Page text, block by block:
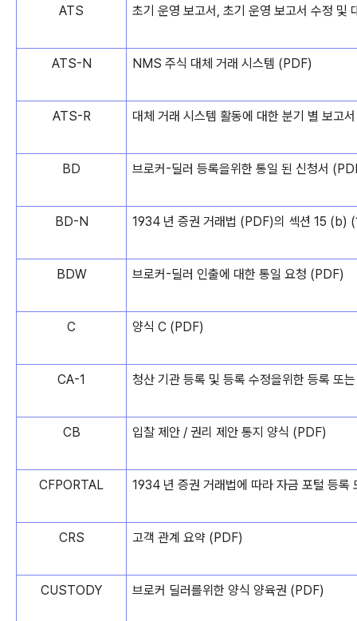
ATS 초기 운영 보고서, 초기 운영 보고서 수정
ATS-N NMS 주식 대체 거래 시스템 (PDF)
ATS-R 대체 거래 시스템 활동에 대한 분기 별 보고
BD 브로커-딜러 등록을위한 통일 ​​된 신청서
BD-N 1934 년 증권 거래법 (PDF)의 섹션 15 (b)
BDW 브로커-딜러 인출에 대한 통일 요청 (PDF)
C 양식 C (PDF)
CA-1 청산 기관 등록 및 등록 수정을위한 등록 또
CB 입찰 제안 / 권리 제안 통지 양식 (PDF)
CFPORTAL 1934 년 증권 거래법에 따라 자금 포털 등
CRS 고객 관계 요약 (PDF)
CUSTODY 브로커 딜러를위한 양식 양육권 (PDF)